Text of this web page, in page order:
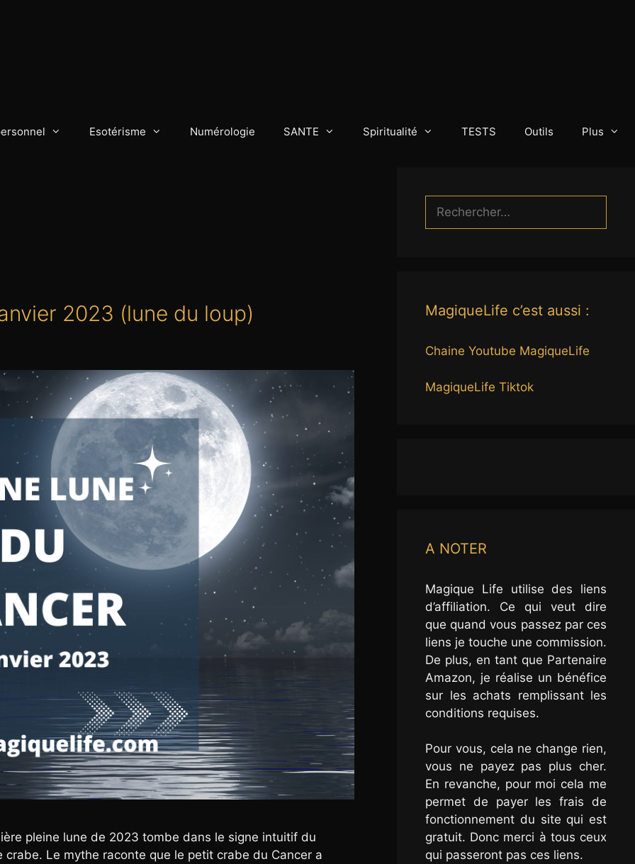
Esotérisme Numérologie SANTE Spiritualité TESTS Outils Plus
2023 (lune du loup)
pleine lune de 2023 tombe dans le signe intuitif du
Le mythe raconte que le petit crabe du Cancer a
Rechercher :
MagiqueLife c’est aussi :
Chaine Youtube MagiqueLife
MagiqueLife Tiktok
A NOTER
Magique Life utilise des liens
d’affiliation. Ce qui veut dire
que quand vous passez par ces
liens je touche une commission.
De plus, en tant que Partenaire
Amazon, je réalise un bénéfice
sur les achats remplissant les
conditions requises.
Pour vous, cela ne change rien,
vous ne payez pas plus cher.
En revanche, pour moi cela me
permet de payer les frais de
fonctionnement du site qui est
gratuit. Donc merci à tous ceux
qui passeront pas ces liens.